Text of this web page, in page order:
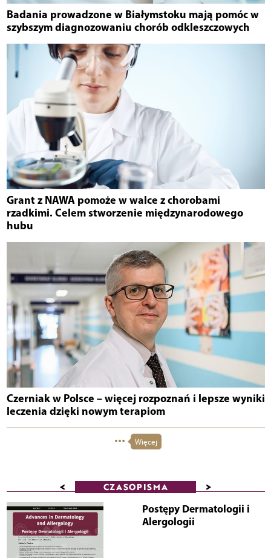
Badania prowadzone w Białymstoku mają pomóc w
szybszym diagnozowaniu chorób odkleszczowych
Grant z NAWA pomoże w walce z chorobami
rzadkimi. Celem stworzenie międzynarodowego
hubu
Czerniak w Polsce – więcej rozpoznań i lepsze wyniki
leczenia dzięki nowym terapiom
Więcej
< CZASOPISMA >
Postępy Dermatologii i
Alergologii